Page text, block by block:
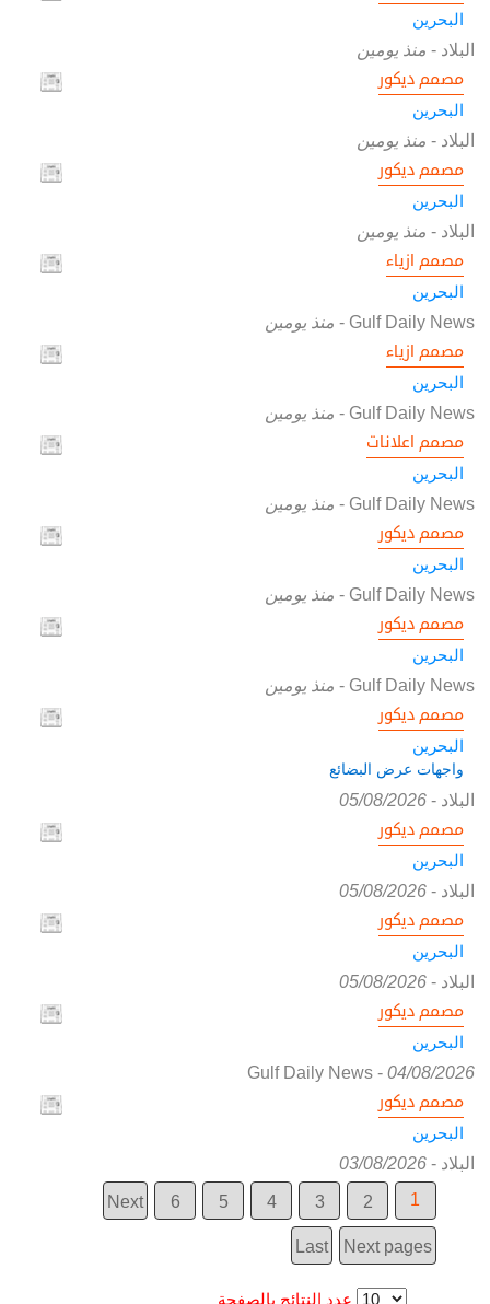
البحرين
البلاد - منذ يومين
مصمم ديكور
البحرين
البلاد - منذ يومين
مصمم ديكور
البحرين
البلاد - منذ يومين
مصمم ازياء
البحرين
Gulf Daily News
- منذ يومين
مصمم ازياء
البحرين
Gulf Daily News
- منذ يومين
مصمم اعلانات
البحرين
Gulf Daily News
- منذ يومين
مصمم ديكور
البحرين
Gulf Daily News
- منذ يومين
مصمم ديكور
البحرين
Gulf Daily News
- منذ يومين
مصمم ديكور
البحرين
واجهات عرض البضائع
البلاد -
05/08/2026
مصمم ديكور
البحرين
البلاد -
05/08/2026
مصمم ديكور
البحرين
البلاد -
05/08/2026
مصمم ديكور
البحرين
Gulf Daily News- 04/08/2026
مصمم ديكور
البحرين
البلاد -
03/08/2026
1
2
3
4
5
6
Next
Next pages
Last
عدد النتائج بالصفحة